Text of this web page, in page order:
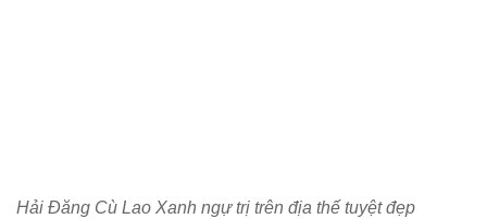
Hải Đăng Cù Lao Xanh ngự trị trên địa thế tuyệt đẹp